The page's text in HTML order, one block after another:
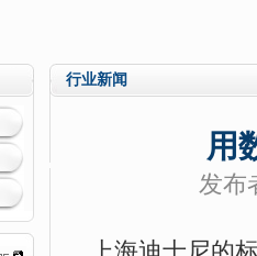
行业新闻
用
发布